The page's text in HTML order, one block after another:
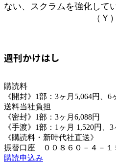
ない、スクラムを強化して
（Ｙ）
週刊かけはし
購読料
《開封》1部：3ヶ月5,064円
送料当社負担
《密封》1部：3ヶ月6,088円
《手渡》1部：1ヶ月 1,520円、3
《購読料・新時代社直送》
振替口座 ００８６０－４－
購読申込み